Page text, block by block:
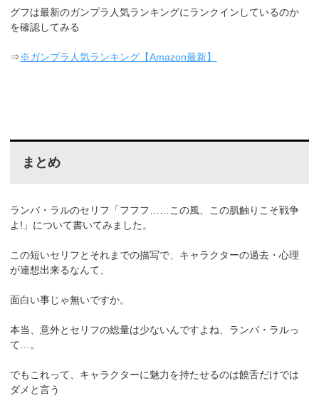
グフは最新のガンプラ人気ランキングにランクインしているのか
を確認してみる
⇒※ガンプラ人気ランキング【Amazon最新】
まとめ
ランバ・ラルのセリフ「フフフ……この風、この肌触りこそ戦争
よ!」について書いてみました。
この短いセリフとそれまでの描写で、キャラクターの過去・心理
が連想出来るなんて、
面白い事じゃ無いですか。
本当、意外とセリフの総量は少ないんですよね、ランバ・ラルっ
て…。
でもこれって、キャラクターに魅力を持たせるのは饒舌だけでは
ダメと言う